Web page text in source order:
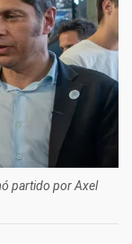
partido por Axel